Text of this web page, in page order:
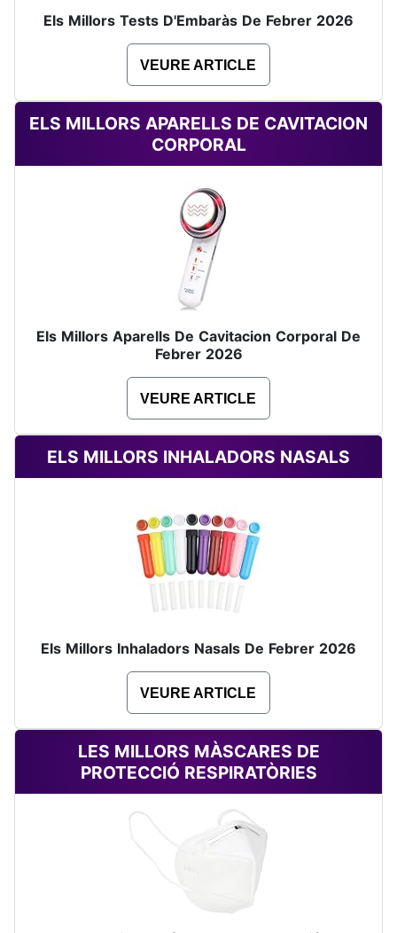
Els Millors Tests D'Embaràs De Febrer 2026
VEURE ARTICLE
ELS MILLORS APARELLS DE CAVITACION
CORPORAL
Els Millors Aparells De Cavitacion Corporal De
Febrer 2026
VEURE ARTICLE
ELS MILLORS INHALADORS NASALS
Els Millors Inhaladors Nasals De Febrer 2026
VEURE ARTICLE
LES MILLORS MÀSCARES DE
PROTECCIÓ RESPIRATÒRIES